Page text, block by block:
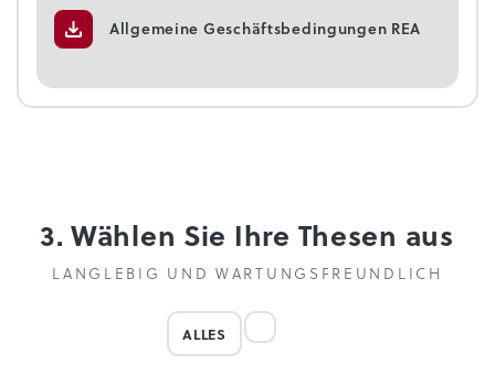
Allgemeine Geschäftsbedingungen REA
3. Wählen Sie Ihre Thesen aus
LANGLEBIG UND WARTUNGSFREUNDLICH
ALLES